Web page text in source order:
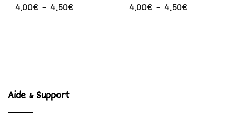
4.00€ – 4.50€Plage
4.00€ – 4.50€Plage
Aide & Support